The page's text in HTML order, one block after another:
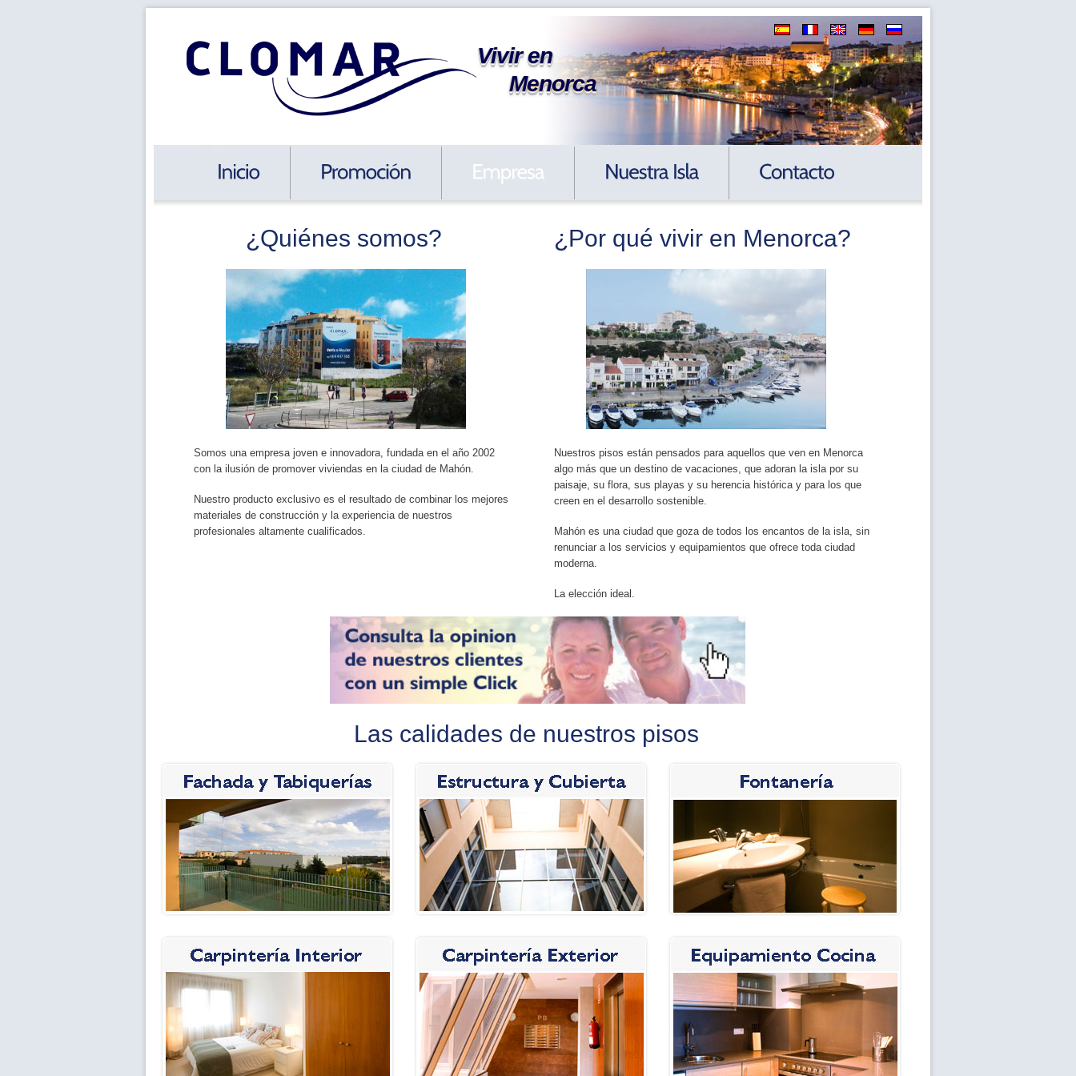
Vivir en
Menorca
¿Quiénes somos?
Somos una empresa joven e innovadora, fundada en el año 2002
con la ilusión de promover viviendas en la ciudad de Mahón.
Nuestro producto exclusivo es el resultado de combinar los mejores
materiales de construcción y la experiencia de nuestros
profesionales altamente cualificados.
¿Por qué vivir en Menorca?
Nuestros pisos están pensados para aquellos que ven en Menorca
algo más que un destino de vacaciones, que adoran la isla por su
paisaje, su flora, sus playas y su herencia histórica y para los que
creen en el desarrollo sostenible.
Mahón es una ciudad que goza de todos los encantos de la isla, sin
renunciar a los servicios y equipamientos que ofrece toda ciudad
moderna.
La elección ideal.
Las calidades de nuestros pisos